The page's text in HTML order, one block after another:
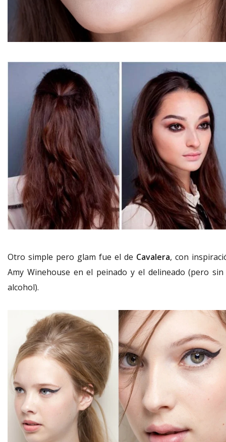
Otro simple pero glam fue el de Cavalera, con
Amy Winehouse en el peinado y el delineado (pero
alcohol).